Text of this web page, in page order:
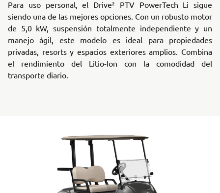
Para uso personal, el Drive² PTV PowerTech Li sigue
siendo una de las mejores opciones. Con un robusto motor
de 5,0 kW, suspensión totalmente independiente y un
manejo ágil, este modelo es ideal para propiedades
privadas, resorts y espacios exteriores amplios. Combina
el rendimiento del Litio-Ion con la comodidad del
transporte diario.